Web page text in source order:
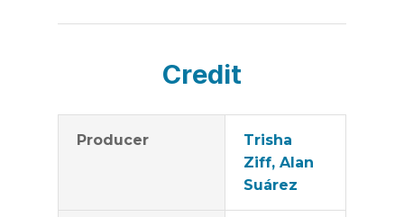
Credit
Producer
Trisha
Ziff, Alan
Suárez